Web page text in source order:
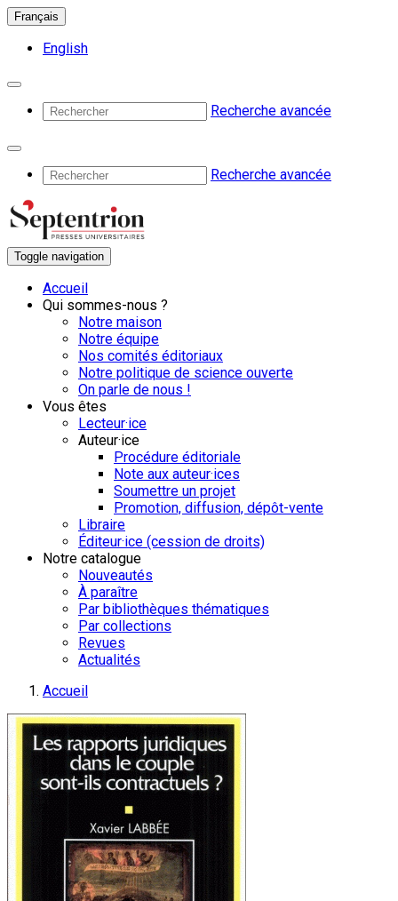
Français
English
Recherche avancée
Recherche avancée
Toggle navigation
Accueil
Qui sommes-nous ?
Notre maison
Notre équipe
Nos comités éditoriaux
Notre politique de science ouverte
On parle de nous !
Vous êtes
Lecteur·ice
Auteur·ice
Procédure éditoriale
Note aux auteur·ices
Soumettre un projet
Promotion, diffusion, dépôt-vente
Libraire
Éditeur·ice (cession de droits)
Notre catalogue
Nouveautés
À paraître
Par bibliothèques thématiques
Par collections
Revues
Actualités
Accueil